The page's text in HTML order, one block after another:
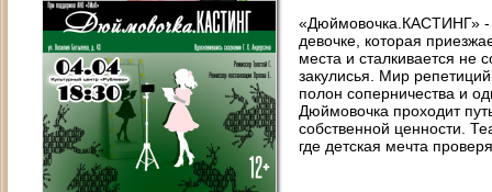
«Дюймовочка.КАСТИНГ» -
девочке, которая
места и сталкивается не
закулисья. Мир
полон соперничества и
Дюймовочка проходит
собственной ценности.
где детская мечта